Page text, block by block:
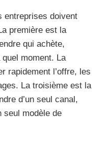
entreprises doivent
première est la
qui achète,
moment. La
rapidement l’offre, les
La troisième est la
d’un seul canal,
seul modèle de